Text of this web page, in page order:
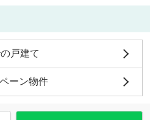
戸建て
ーン物件